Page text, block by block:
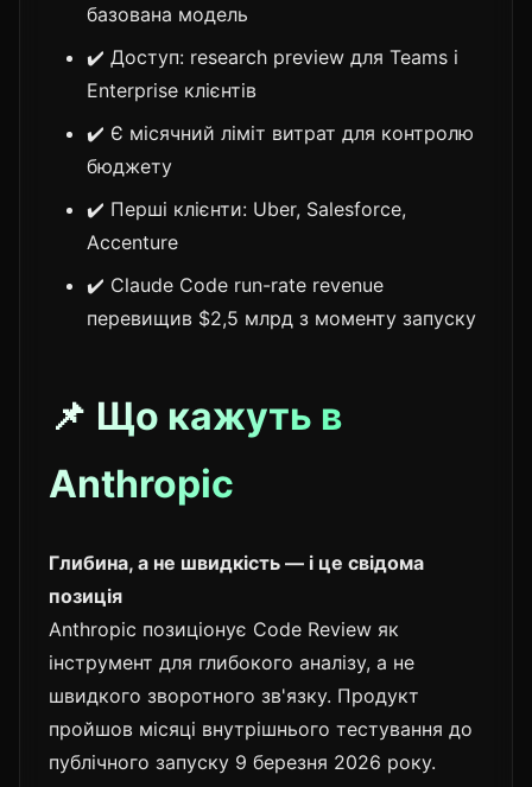
базована модель
✔️ Доступ: research preview для Teams і
Enterprise клієнтів
✔️ Є місячний ліміт витрат для контролю
бюджету
✔️ Перші клієнти: Uber, Salesforce,
Accenture
✔️ Claude Code run-rate revenue
перевищив $2,5 млрд з моменту запуску
📌 Що кажуть в
Anthropic
Глибина, а не швидкість — і це свідома
позиція
Anthropic позиціонує Code Review як
інструмент для глибокого аналізу, а не
швидкого зворотного зв'язку. Продукт
пройшов місяці внутрішнього тестування до
публічного запуску 9 березня 2026 року.